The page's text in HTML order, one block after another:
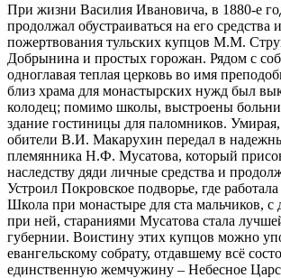
При жизни Василия Ивановича, в 1880-е
продолжал обустраиваться на его средства
пожертвования тульских купцов М.М.
Добрынина и простых горожан. Рядом с
одноглавая теплая церковь во имя
близ храма для монастырских нужд был
колодец; помимо школы, выстроены
здание гостиницы для паломников.
обители В.И. Макарухин передал в
племянника Н.Ф. Мусатова, который
наследству дяди личные средства и
Устроил Покровское подворье, где
Школа при монастыре для ста мальчиков,
при ней, стараниями Мусатова стала
губернии. Воистину этих купцов можно
евангельскому собрату, отдавшему всё
единственную жемчужину – Небесное